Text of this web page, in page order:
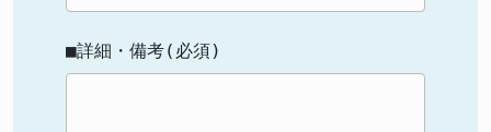
■詳細・備考(必須)